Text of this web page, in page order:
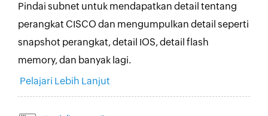
Pindai subnet untuk mendapatkan detail tentang
perangkat CISCO dan mengumpulkan detail seperti
snapshot perangkat, detail IOS, detail flash
memory, dan banyak lagi.
Pelajari Lebih Lanjut